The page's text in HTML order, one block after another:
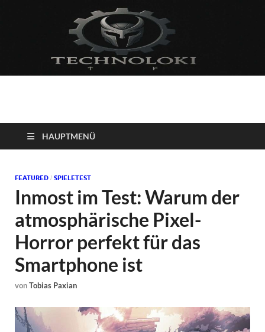
Technoloki: Gaming
und Entertainment
News
Blockbuster, Indie-Perlen und Retro-Klassiker.
HAUPTMENÜ
FEATURED / SPIELETEST
Inmost im Test: Warum der
atmosphärische Pixel-
Horror perfekt für das
Smartphone ist
vonTobias Paxian